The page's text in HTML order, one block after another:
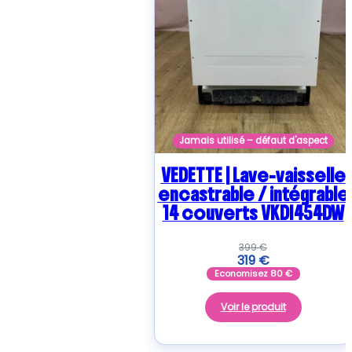
Jamais utilisé – défaut d'aspect
VEDETTE | Lave-vaisselle
encastrable / intégrable
14 couverts VKDI454DW
399€
319 €
Economisez 80€
Voir le produit